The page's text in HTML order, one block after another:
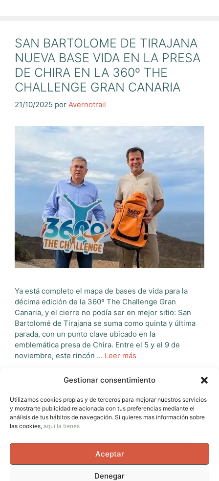
Gestionar consentimiento
Utilizamos cookies propias y de terceros para mejorar nuestros servicios
y mostrarte publicidad relacionada con tus preferencias mediante el
análisis de tus hábitos de navegación. Si quieres mas información sobre
las cookies, aqui la tienes
Aceptar
Denegar
SAN BARTOLOME DE TIRAJANA
NUEVA BASE VIDA EN LA PRESA
DE CHIRA EN LA 360º THE
CHALLENGE GRAN CANARIA
21/10/2025 por Avernotrail
Ya está completo el mapa de bases de vida para la
décima edición de la 360º The Challenge Gran
Canaria, y el cierre no podía ser en mejor sitio: San
Bartolomé de Tirajana se suma como quinta y última
parada, con un punto clave ubicado en la
emblemática presa de Chira. Entre el 5 y el 9 de
noviembre, este rincón … Leer más
Eventos Pasados
360 CHALLENGE GRAN CANARIA ,
Deja un comentario
Siguiente→